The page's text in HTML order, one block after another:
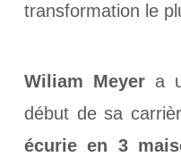
transformation le
Wiliam Meyera
début de sa
écurie en 3